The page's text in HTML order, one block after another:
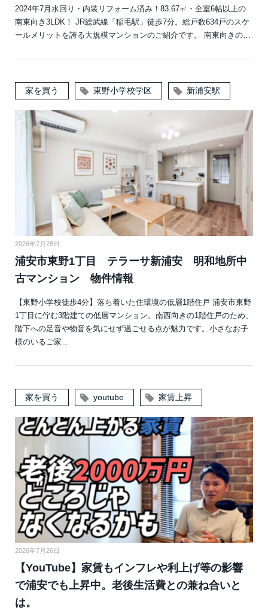
2024年7月水回り・内装リフォーム済み！83.67㎡・全室6帖以上の
南東向き3LDK！ JR総武線「稲毛駅」徒歩7分。総戸数634戸のスケ
ールメリットを誇る大規模マンションのご紹介です。 南東向きの…
家を買う 東野小学校学区 新浦安駅
2026年7月28日
浦安市東野1丁目 テラーサ新浦安 明和地所中
古マンション 物件情報
【東野小学校徒歩4分】落ち着いた住環境の低層1階住戸 浦安市東野
1丁目に佇む3階建ての低層マンション。南西向きの1階住戸のため、
階下への足音や物音を気にせず過ごせる点が魅力です。小さなお子
様のいるご家…
家を買う youtube 家賃上昇
2026年7月26日
【YouTube】家賃もインフレや利上げ等の影響
で浦安でも上昇中。老後生活費との兼ね合いと
は。